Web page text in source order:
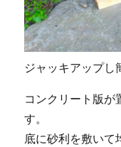
ジャッキアップし
コンクリート版が
す。
底に砂利を敷いて